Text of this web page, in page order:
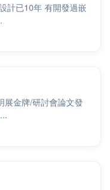
計已10年 有開發過嵌
展金牌/研討會論文發